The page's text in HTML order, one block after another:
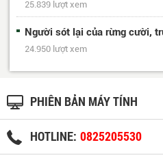
25.839 lượt xem
Người sót lại của rừng cười,
24.950 lượt xem
PHIÊN BẢN MÁY TÍNH
HOTLINE: 0825205530